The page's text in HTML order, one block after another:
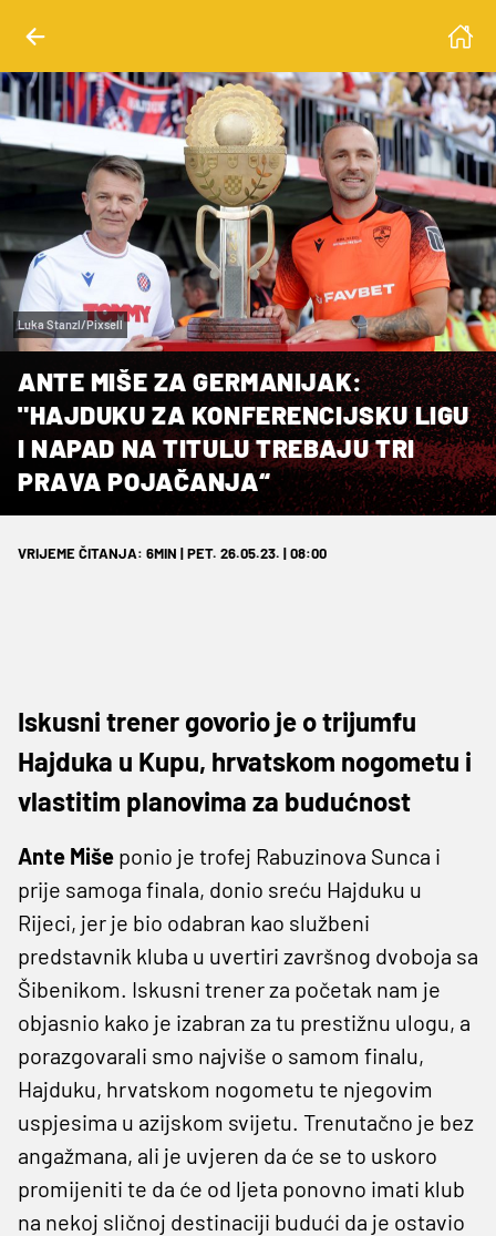
Luka Stanzl/Pixsell
ANTE MIŠE ZA GERMANIJAK:
"HAJDUKU ZA KONFERENCIJSKU LIGU
I NAPAD NA TITULU TREBAJU TRI
PRAVA POJAČANJA“
VRIJEME ČITANJA: 6MIN | PET. 26.05.23. | 08:00
Iskusni trener govorio je o trijumfu
Hajduka u Kupu, hrvatskom nogometu i
vlastitim planovima za budućnost
Ante Miše ponio je trofej Rabuzinova Sunca i
prije samoga finala, donio sreću Hajduku u
Rijeci, jer je bio odabran kao službeni
predstavnik kluba u uvertiri završnog dvoboja sa
Šibenikom. Iskusni trener za početak nam je
objasnio kako je izabran za tu prestižnu ulogu, a
porazgovarali smo najviše o samom finalu,
Hajduku, hrvatskom nogometu te njegovim
uspjesima u azijskom svijetu. Trenutačno je bez
angažmana, ali je uvjeren da će se to uskoro
promijeniti te da će od ljeta ponovno imati klub
na nekoj sličnoj destinaciji budući da je ostavio